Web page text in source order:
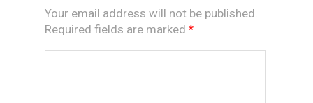
Your email address will not be published.
Required fields are marked *